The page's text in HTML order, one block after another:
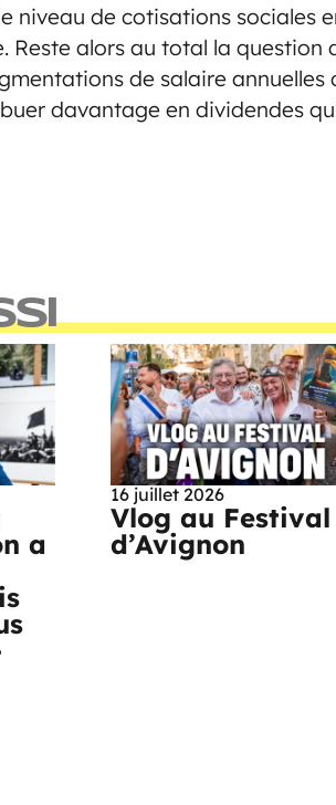
niveau de cotisations sociales
Reste alors au total la question
de salaire
davantage en dividendes
a
16 juillet 2026
Vlog au Festival
d’Avignon